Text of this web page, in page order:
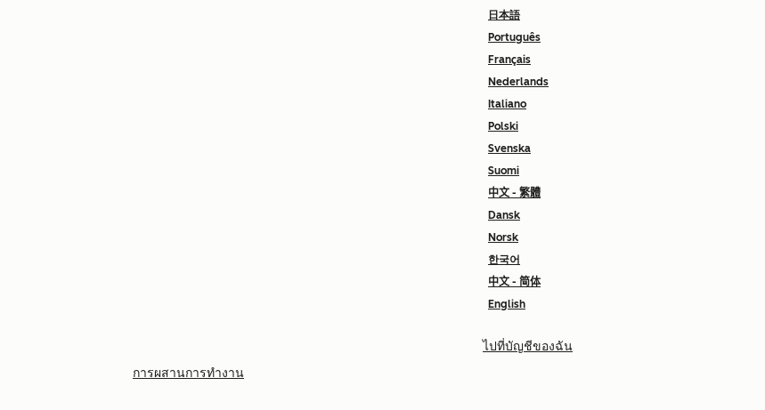
日本語
Português
Français
Nederlands
Italiano
Polski
Svenska
Suomi
中文 - 繁體
Dansk
Norsk
한국어
中文 - 简体
English
ไปที่บัญชีของฉัน
การผสานการทำงาน